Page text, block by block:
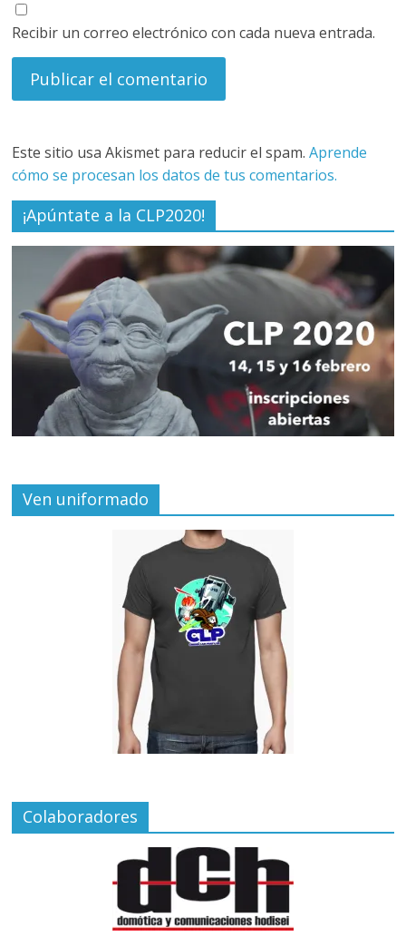
Recibir un correo electrónico con cada nueva entrada.
Este sitio usa Akismet para reducir el spam.Aprende
cómo se procesan los datos de tus comentarios.
¡Apúntate a la CLP2020!
Ven uniformado
Colaboradores